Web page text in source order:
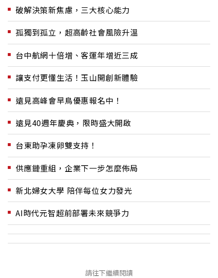
破解決策新焦慮，三大核心能力
孤獨到孤立，超高齡社會風險升溫
台中航網十倍增、客運年增近三成
讓支付更懂生活！玉山開創新體驗
遠見高峰會早鳥優惠報名中！
遠見40週年慶典，限時盛大開啟
台東助孕凍卵雙支持！
供應鏈重組，企業下一步怎麼佈局
新北婦女大學 陪伴每位女力發光
AI時代元智超前部署未來競爭力
請往下繼續閱讀